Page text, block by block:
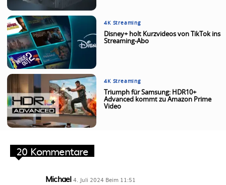
4K Streaming
Disney+ holt Kurzvideos von TikTok ins
Streaming-Abo
4K Streaming
Triumph für Samsung: HDR10+
Advanced kommt zu Amazon Prime
Video
20 Kommentare
Michael 4. Juli 2024 Beim 11:51